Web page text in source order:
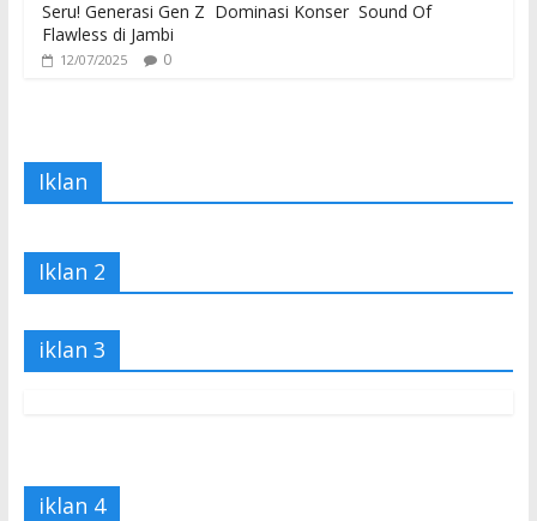
Seru! Generasi Gen Z Dominasi Konser Sound Of
Flawless di Jambi
12/07/2025 0
Iklan
Iklan 2
iklan 3
iklan 4